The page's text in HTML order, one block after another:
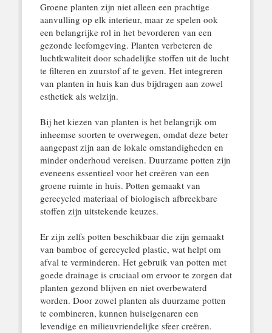
Groene planten zijn niet alleen een prachtige
aanvulling op elk interieur, maar ze spelen ook
een belangrijke rol in het bevorderen van een
gezonde leefomgeving. Planten verbeteren de
luchtkwaliteit door schadelijke stoffen uit de lucht
te filteren en zuurstof af te geven. Het integreren
van planten in huis kan dus bijdragen aan zowel
esthetiek als welzijn.
Bij het kiezen van planten is het belangrijk om
inheemse soorten te overwegen, omdat deze beter
aangepast zijn aan de lokale omstandigheden en
minder onderhoud vereisen. Duurzame potten zijn
eveneens essentieel voor het creëren van een
groene ruimte in huis. Potten gemaakt van
gerecycled materiaal of biologisch afbreekbare
stoffen zijn uitstekende keuzes.
Er zijn zelfs potten beschikbaar die zijn gemaakt
van bamboe of gerecycled plastic, wat helpt om
afval te verminderen. Het gebruik van potten met
goede drainage is cruciaal om ervoor te zorgen dat
planten gezond blijven en niet overbewaterd
worden. Door zowel planten als duurzame potten
te combineren, kunnen huiseigenaren een
levendige en milieuvriendelijke sfeer creëren.